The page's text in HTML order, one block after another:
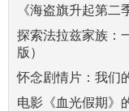
《海盗旗升起第二
探索法拉兹家族：
版）
怀念剧情片：我们
电影《血光假期》